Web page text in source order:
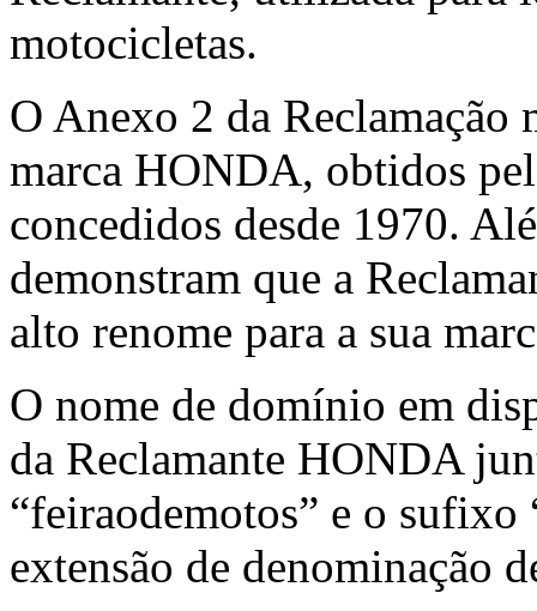
motocicletas.
O Anexo 2 da Reclamação
marca HONDA, obtidos
concedidos desde 1970.
demonstram que a
alto renome para a sua
O nome de domínio em
da Reclamante HONDA
“feiraodemotos” e o
extensão de denominação